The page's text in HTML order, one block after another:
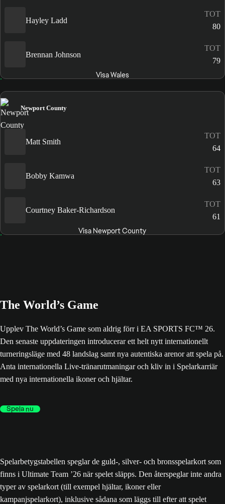
Hayley Ladd
TOT
80
Brennan Johnson
TOT
79
Visa Wales
Newport County
Matt Smith
TOT
64
Bobby Kamwa
TOT
63
Courtney Baker-Richardson
TOT
61
Visa Newport County
The World’s Game
Upplev The World’s Game som aldrig förr i EA SPORTS FC™ 26.
Den senaste uppdateringen introducerar ett helt nytt internationellt
turneringsläge med 48 landslag samt nya autentiska arenor att spela på.
med nya internationella ikoner och hjältar.
Spelarbetygstabellen speglar de guld-, silver- och bronsspelarkort som
finns i Ultimate Team ’26 när spelet släpps. Den återspeglar inte andra